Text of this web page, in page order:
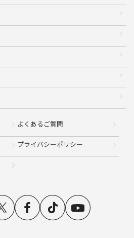
よくあるご質問
プライバシーポリシー